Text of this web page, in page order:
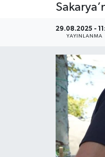
29.08.2025 -
YAYINLANMA
Son Dakika
Haber Arşivi